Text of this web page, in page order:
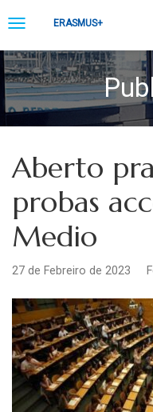
to ToggleERASMUS+
Aberto
probas
Medio
27 de Febreiro de 2023